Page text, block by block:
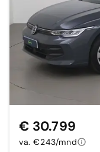
€ 30.799
va. €243/mnd